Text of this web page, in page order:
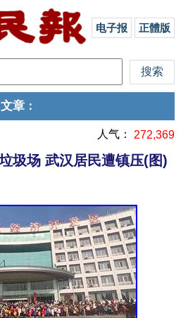
电子报 正體版
文章 ：
人气： 272,369
圾场 武汉居民遭镇压(图)